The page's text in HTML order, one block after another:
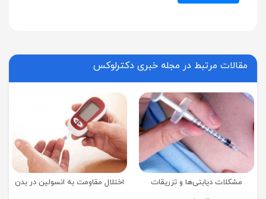
مقالات مرتبط در مجله خبری دکترلوکس
مشکلات دیابتی‌ها و تزریقات
اختلال مقاومت به انسولین در بدن